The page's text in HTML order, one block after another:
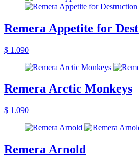
Remera Appetite for
$ 1.090
Remera Arctic Monkeys
$ 1.090
Remera Arnold